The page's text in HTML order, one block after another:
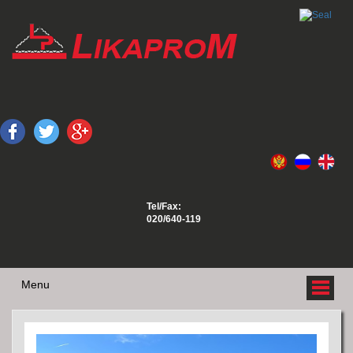
Tel/Fax:
020/640-119
Menu